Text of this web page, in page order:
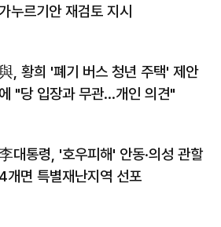
누르기안 재검토 지시
, 황희 '폐기 버스 청년 주택' 제안
에 "당 입장과 무관…개인 의견"
대통령, '호우피해' 안동·의성 관할
4개면 특별재난지역 선포